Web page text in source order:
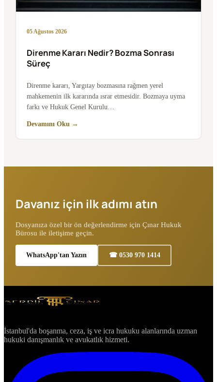
05 Ağustos 2026
Direnme Kararı Nedir? Bozma Sonrası
Süreç
Direnme kararı, Yargıtay bozmasına rağmen yerel
mahkemenin ilk kararında ısrar etmesidir. Bozmaya uyma
farkı ve Hukuk Genel Kurulu…
Devamını Oku →
Davanız için ilk adımı atın
Dosyanıza özel bir ön değerlendirme için Çınar Hukuk
Bürosu ile iletişime geçin.
WhatsApp'tan Yazın ☎ 0530 970 1414
İstanbul'da boşanma, ceza, iş ve icra hukuku alanlarında uzman
hukuki danışmanlık ve avukatlık hizmeti.